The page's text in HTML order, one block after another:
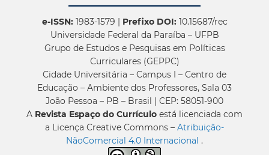
e-ISSN:1983-1579 | Prefixo DOI:10.15687/rec
Universidade Federal da Paraíba – UFPB
Grupo de Estudos e Pesquisas em Políticas
Curriculares (GEPPC)
Cidade Universitária – Campus I – Centro de
Educação – Ambiente dos Professores, Sala 03
João Pessoa – PB – Brasil | CEP: 58051-900
A Revista Espaço do Currículo está licenciada com
a Licença Creative Commons – Atribuição-
NãoComercial 4.0 Internacional .